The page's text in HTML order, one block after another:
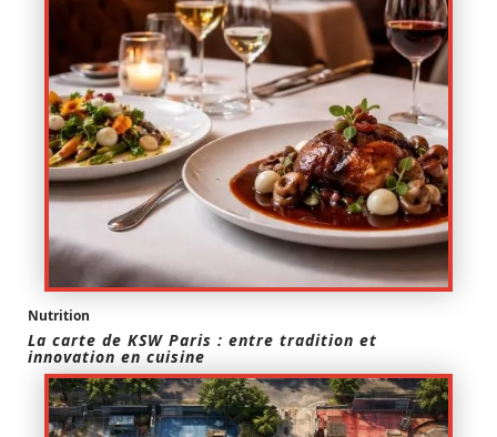
Nutrition
La carte de KSW Paris : entre tradition et
innovation en cuisine